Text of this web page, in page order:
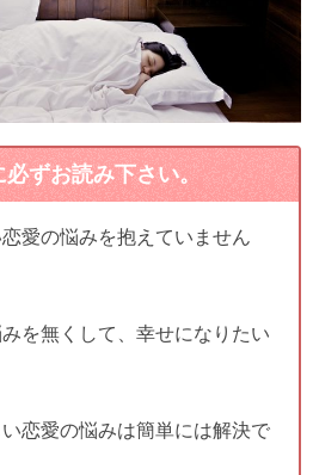
ずお読み下さい。
愛の悩みを抱えていません
を無くして、幸せになりたい
恋愛の悩みは簡単には解決で